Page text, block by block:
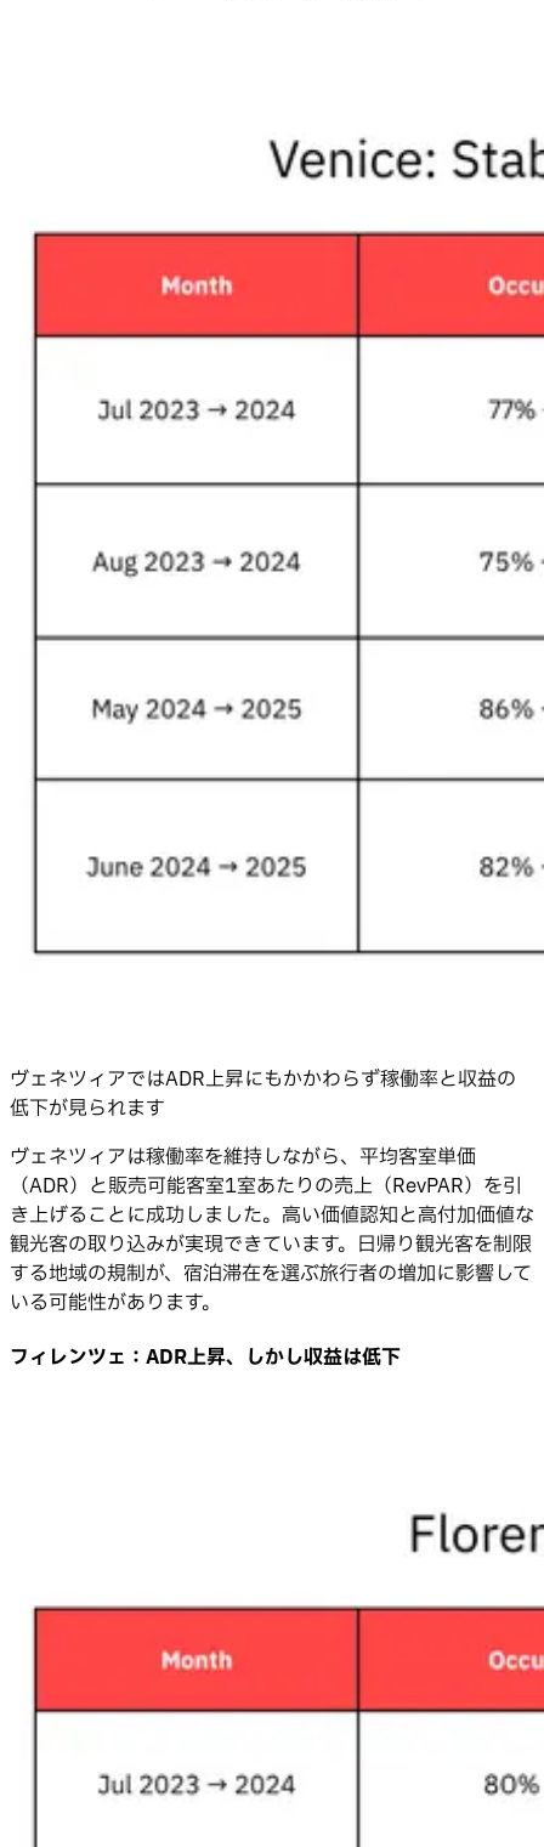
ヴェネツィアではADR上昇にもかかわらず稼働率と収益の
低下が見られます
ヴェネツィアは稼働率を維持しながら、平均客室単価
（ADR）と販売可能客室1室あたりの売上（RevPAR）を引
き上げることに成功しました。高い価値認知と高付加価値な
観光客の取り込みが実現できています。日帰り観光客を制限
する地域の規制が、宿泊滞在を選ぶ旅行者の増加に影響して
いる可能性があります。
フィレンツェ：ADR上昇、しかし収益は低下